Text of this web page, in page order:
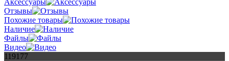
Отзывы
Похожие товары
Наличие
Файлы
Видео
119177